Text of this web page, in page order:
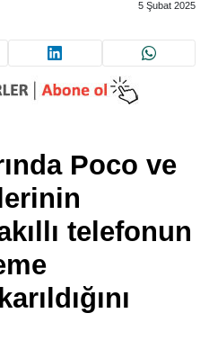
5 Şubat 2025
Poco ve
telefonun